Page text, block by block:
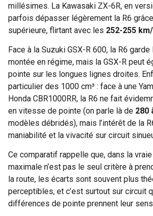
millésimes. La Kawasaki ZX-6R, en
parfois dépasser légèrement la R6
supérieure, flirtant avec les 252-255
Face à la Suzuki GSX-R 600, la R6 garde
montée en régime, mais la GSX-R peut
pointe sur les longues lignes droites.
particulier des 1000 cm³ : face à une
Honda CBR1000RR, la R6 ne fait
en vitesse de pointe (on parle là de 280
modèles débridés), mais l’intérêt de la
maniabilité et la vivacité sur circuit
Ce comparatif rappelle que, dans la
maximale n’est pas le seul critère à
la route, les écarts sont souvent plus
perceptibles, et c’est surtout sur circuit
différences de pointe prennent leur